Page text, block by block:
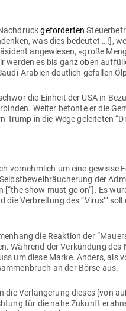
gefor­derten
was dies bedeutet …!],
ange­wiesen, »große
werden es bis ganz oben
Arabien deutlich gefallen
die Einheit der USA in
Weiter betonte er die
Trump in die Wege gelei­teten
vor­nehmlich um eine
der
[“the show must go on“]. Es
die Ver­breitung des “Virus‘“
die Reaktion der
Während der Ver­kündung
um diese Marke. Anders, als
an der Börse aus.
die Ver­län­gerung dieses [von
für die nahe Zukunft